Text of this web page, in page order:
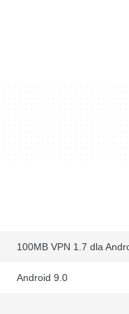
100MB VPN 1.7 dla
Android 9.0